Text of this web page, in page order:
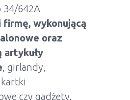
34/642A
wykonującą
oraz
artykuły
, girlandy,
czy gadżety.